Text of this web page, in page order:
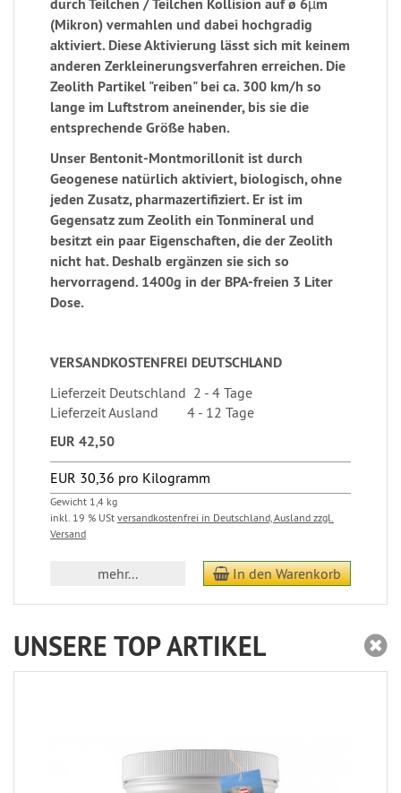
durch Teilchen / Teilchen Kollision auf ø 6µm
(Mikron) vermahlen und dabei hochgradig
aktiviert. Diese Aktivierung lässt sich mit keinem
anderen Zerkleinerungsverfahren erreichen. Die
Zeolith Partikel "reiben" bei ca. 300 km/h so
lange im Luftstrom aneinender, bis sie die
entsprechende Größe haben.
Unser Bentonit-Montmorillonit ist durch
Geogenese natürlich aktiviert, biologisch, ohne
jeden Zusatz, pharmazertifiziert. Er ist im
Gegensatz zum Zeolith ein Tonmineral und
besitzt ein paar Eigenschaften, die der Zeolith
nicht hat. Deshalb ergänzen sie sich so
hervorragend. 1400g in der BPA-freien 3 Liter
Dose.
VERSANDKOSTENFREI DEUTSCHLAND
Lieferzeit Deutschland 2 - 4 Tage
Lieferzeit Ausland 4 - 12 Tage
EUR 42,50
EUR 30,36 pro Kilogramm
Gewicht 1,4 kg
inkl. 19 % USt versandkostenfrei in Deutschland, Ausland zzgl.
Versand
mehr... In den Warenkorb
UNSERE TOP ARTIKEL